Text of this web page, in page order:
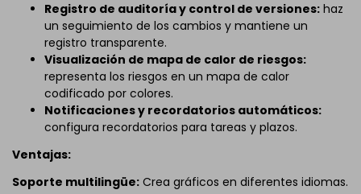
Registro de auditoría y control de versiones: haz
un seguimiento de los cambios y mantiene un
registro transparente.
Visualización de mapa de calor de riesgos:
representa los riesgos en un mapa de calor
codificado por colores.
Notificaciones y recordatorios automáticos:
configura recordatorios para tareas y plazos.
Ventajas:
Soporte multilingüe: Crea gráficos en diferentes idiomas.